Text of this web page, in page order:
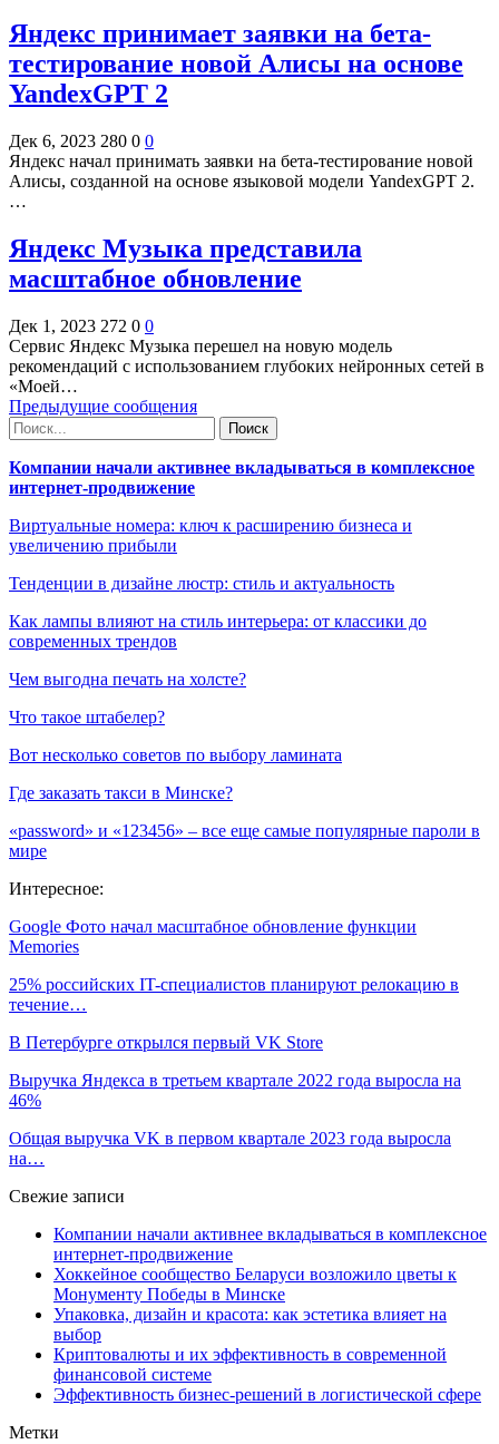
Яндекс принимает заявки на бета-
тестирование новой Алисы на основе
YandexGPT 2
Дек 6, 2023 280 0 0
Яндекс начал принимать заявки на бета-тестирование новой
Алисы, созданной на основе языковой модели YandexGPT 2.
…
Яндекс Музыка представила
масштабное обновление
Дек 1, 2023 272 0 0
Сервис Яндекс Музыка перешел на новую модель
рекомендаций с использованием глубоких нейронных сетей в
«‎Моей…
Предыдущие сообщения
Компании начали активнее вкладываться в комплексное
интернет-продвижение
Виртуальные номера: ключ к расширению бизнеса и
увеличению прибыли
Тенденции в дизайне люстр: стиль и актуальность
Как лампы влияют на стиль интерьера: от классики до
современных трендов
Чем выгодна печать на холсте?
Что такое штабелер?
Вот несколько советов по выбору ламината
Где заказать такси в Минске?
«password» и «123456» – все еще самые популярные пароли в
мире
Интересное:
Google Фото начал масштабное обновление функции
Memories
25% российских IT-специалистов планируют релокацию в
течение…
В Петербурге открылся первый VK Store
Выручка Яндекса в третьем квартале 2022 года выросла на
46%
Общая выручка VK в первом квартале 2023 года выросла
на…
Свежие записи
Компании начали активнее вкладываться в комплексное
интернет-продвижение
Хоккейное сообщество Беларуси возложило цветы к
Монументу Победы в Минске
Упаковка, дизайн и красота: как эстетика влияет на
выбор
Криптовалюты и их эффективность в современной
финансовой системе
Эффективность бизнес-решений в логистической сфере
Метки